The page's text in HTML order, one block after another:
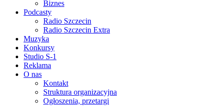
Biznes
Podcasty
Radio Szczecin
Radio Szczecin Extra
Muzyka
Konkursy
Studio S-1
Reklama
O nas
Kontakt
Struktura organizacyjna
Ogłoszenia, przetargi